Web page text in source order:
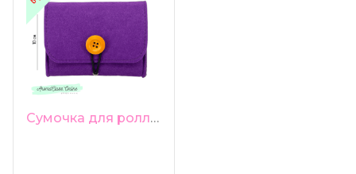
Сумочка для роллеров 6 ячеек фиолетовая